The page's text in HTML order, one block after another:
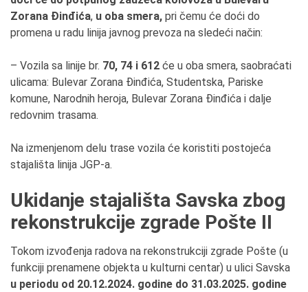
Zorana Đinđića, u oba smera, pri čemu će doći do
promena u radu linija javnog prevoza na sledeći način:
– Vozila sa linije br. 70, 74 i 612 će u oba smera, saobraćati
ulicama: Bulevar Zorana Đinđića, Studentska, Pariske
komune, Narodnih heroja, Bulevar Zorana Đinđića i dalje
redovnim trasama.
Na izmenjenom delu trase vozila će koristiti postojeća
stajališta linija JGP-a.
Ukidanje stajališta Savska zbog
rekonstrukcije zgrade Pošte II
Tokom izvođenja radova na rekonstrukciji zgrade Pošte (u
funkciji prenamene objekta u kulturni centar) u ulici Savska
u periodu od 20.12.2024. godine do 31.03.2025. godine